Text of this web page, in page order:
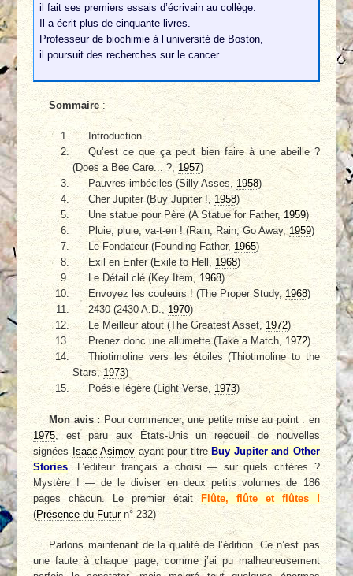
il fait ses premiers essais d’écrivain au collège.
Il a écrit plus de cinquante livres.
Professeur de biochimie à l’université de Boston,
il poursuit des recherches sur le cancer.
Sommaire :
Introduction
Qu’est ce que ça peut bien faire à une abeille ?
(Does a Bee Care... ?,1957)
Pauvres imbéciles (Silly Asses, 1958)
Cher Jupiter (Buy Jupiter !, 1958)
Une statue pour Père (A Statue for Father, 1959)
Pluie, pluie, va-t-en ! (Rain, Rain, Go Away,1959)
Le Fondateur (Founding Father, 1965)
Exil en Enfer (Exile to Hell, 1968)
Le Détail clé (Key Item, 1968)
Envoyez les couleurs ! (The Proper Study,1968)
2430 (2430 A.D.,1970)
Le Meilleur atout (The Greatest Asset, 1972)
Prenez donc une allumette (Take a Match, 1972)
Thiotimoline vers les étoiles (Thiotimoline to the
Stars,1973)
Poésie légère (Light Verse, 1973)
Mon avis : Pour commencer, une petite mise au point : en
1975 , est paru aux États-Unis un reecueil de nouvelles
signéesIsaac Asimov ayant pour titre Buy Jupiter and Other
Stories. L’éditeur français a choisi — sur quels critères ?
Mystère ! — de le diviser en deux petits volumes de 186
pages chacun. Le premier étaitFlûte, flûte et flûtes !
(Présence du Futurn° 232)
Parlons maintenant de la qualité de l’édition. Ce n’est pas
une faute à chaque page, comme j’ai pu malheureusement